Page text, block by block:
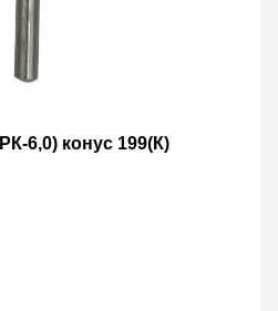
6,0) конус 199(К)